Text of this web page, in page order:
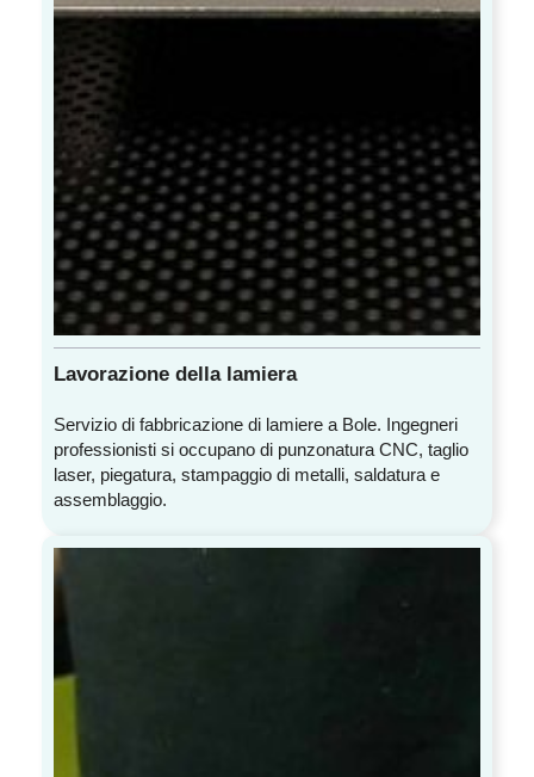
Lavorazione della lamiera
Servizio di fabbricazione di lamiere a Bole. Ingegneri
professionisti si occupano di punzonatura CNC, taglio
laser, piegatura, stampaggio di metalli, saldatura e
assemblaggio.